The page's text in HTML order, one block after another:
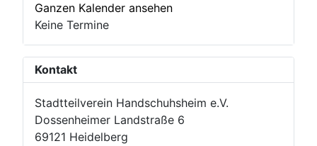
Ganzen Kalender ansehen
Keine Termine
Kontakt
Stadtteilverein Handschuhsheim e.V.
Dossenheimer Landstraße 6
69121 Heidelberg